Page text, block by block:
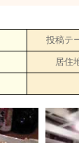
投稿テ
居住